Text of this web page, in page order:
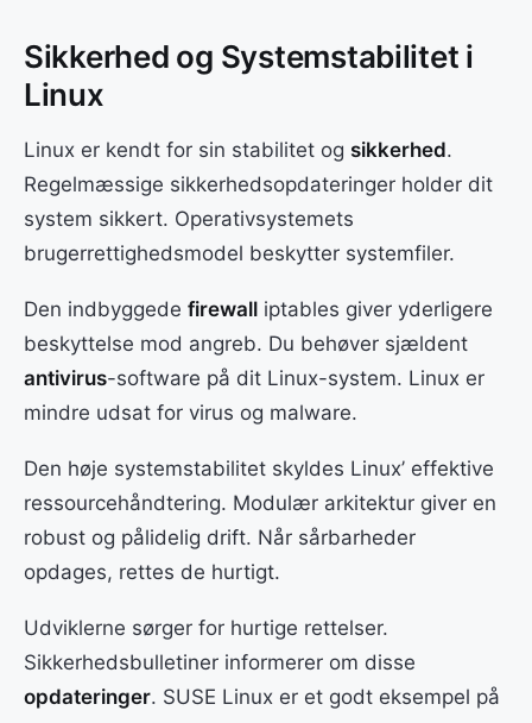
Sikkerhed og Systemstabilitet i
Linux
Linux er kendt for sin stabilitet og sikkerhed.
Regelmæssige sikkerhedsopdateringer holder dit
system sikkert. Operativsystemets
brugerrettighedsmodel beskytter systemfiler.
Den indbyggede firewall iptables giver yderligere
beskyttelse mod angreb. Du behøver sjældent
antivirus-software på dit Linux-system. Linux er
mindre udsat for virus og malware.
Den høje systemstabilitet skyldes Linux’ effektive
ressourcehåndtering. Modulær arkitektur giver en
robust og pålidelig drift. Når sårbarheder
opdages, rettes de hurtigt.
Udviklerne sørger for hurtige rettelser.
Sikkerhedsbulletiner informerer om disse
opdateringer. SUSE Linux er et godt eksempel på